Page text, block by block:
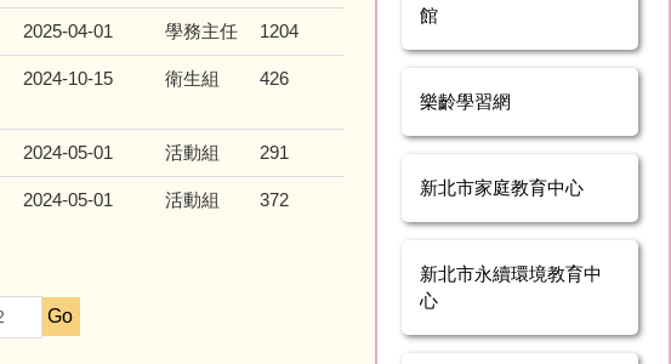
2025-04-01 學務主任 1204
2024-10-15 衛生組 426
2024-05-01 活動組 291
2024-05-01 活動組 372
Go
館
樂齡學習網
新北市家庭教育中心
新北市永續環境教育中
心